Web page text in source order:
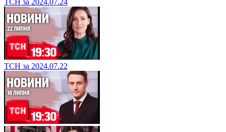
ТСН за 2024.07.22